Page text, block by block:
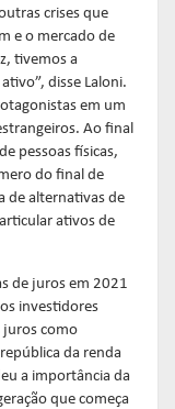
crises que
e o mercado de
tivemos a
disse Laloni.
em um
Ao final
pessoas físicas,
do final de
de alternativas de
ativos de
de juros em 2021
investidores
juros como
da renda
a importância da
que começa